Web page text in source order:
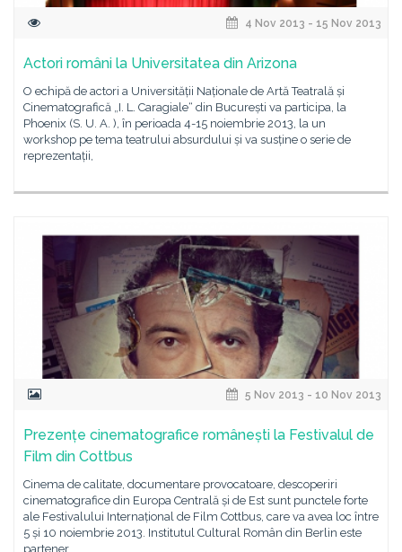
4 Nov 2013 - 15 Nov 2013
Actori români la Universitatea din Arizona
O echipă de actori a Universității Naționale de Artă Teatrală și
Cinematografică „I. L. Caragiale“ din București va participa, la
Phoenix (S. U. A. ), în perioada 4-15 noiembrie 2013, la un
workshop pe tema teatrului absurdului și va susține o serie de
reprezentații,
5 Nov 2013 - 10 Nov 2013
Prezențe cinematografice românești la Festivalul de
Film din Cottbus
Cinema de calitate, documentare provocatoare, descoperiri
cinematografice din Europa Centrală și de Est sunt punctele forte
ale Festivalului Internațional de Film Cottbus, care va avea loc între
5 și 10 noiembrie 2013. Institutul Cultural Român din Berlin este
partener